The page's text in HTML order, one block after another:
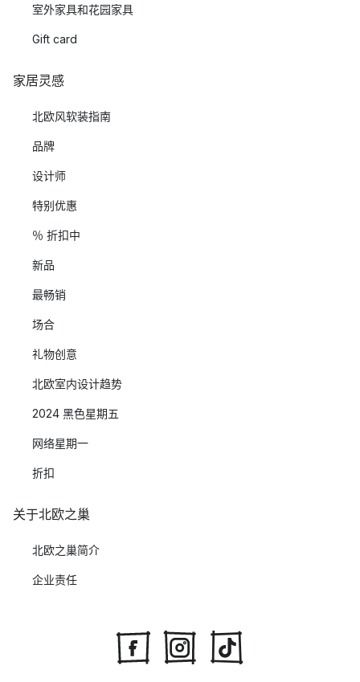
室外家具和花园家具
Gift card
家居灵感
北欧风软装指南
品牌
设计师
特别优惠
％ 折扣中
新品
最畅销
场合
礼物创意
北欧室内设计趋势
2024 黑色星期五
网络星期一
折扣
关于北欧之巢
北欧之巢简介
企业责任